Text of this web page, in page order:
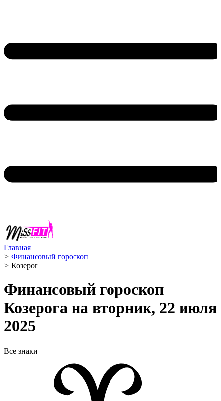
Главная
> Финансовый гороскоп
> Козерог ️
Финансовый гороскоп
Козерога на вторник, 22 июля
2025
Все знаки